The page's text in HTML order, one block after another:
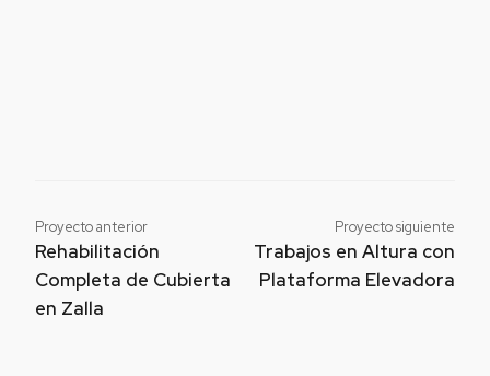
Proyecto anterior
Rehabilitación
Completa de Cubierta
en Zalla
Proyecto siguiente
Trabajos en Altura con
Plataforma Elevadora